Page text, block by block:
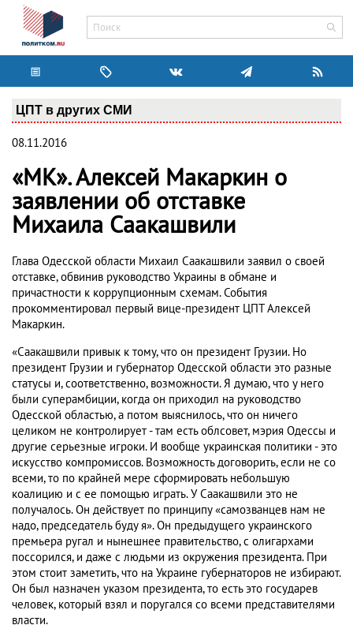
ЦПТ в других СМИ
08.11.2016
«МК». Алексей Макаркин о
заявлении об отставке
Михаила Саакашвили
Глава Одесской области Михаил Саакашвили заявил о своей
отставке, обвинив руководство Украины в обмане и
причастности к коррупционным схемам. События
прокомментировал первый вице-президент ЦПТ Алексей
Макаркин.
«Саакашвили привык к тому, что он президент Грузии. Но
президент Грузии и губернатор Одесской области это разные
статусы и, соответственно, возможности. Я думаю, что у него
были суперамбиции, когда он приходил на руководство
Одесской областью, а потом выяснилось, что он ничего
целиком не контролирует - там есть облсовет, мэрия Одессы и
другие серьезные игроки. И вообще украинская политики - это
искусство компромиссов. Возможность договорить, если не со
всеми, то по крайней мере сформировать небольшую
коалицию и с ее помощью играть. У Саакашвили это не
получалось. Он действует по принципу «самозванцев нам не
надо, председатель буду я». Он предыдущего украинского
премьера ругал и нынешнее правительство, с олигархами
поссорился, и даже с людьми из окружения президента. При
этом стоит заметить, что на Украине губернаторов не избирают.
Он был назначен указом президента, то есть это государев
человек, который взял и поругался со всеми представителями
власти.